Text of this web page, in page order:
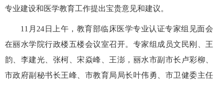
专业建设和医学教育工作提出宝贵意见和建议。
11月24日上午，教育部临床医学专业认证专家组见面会
在丽水学院行政楼五楼会议室召开。专家组成员文民刚、王
韵、李建光、张柯、宋焱峰、王澎，丽水市副市长卢彩柳、
市政府副秘书长王峰、市教育局局长叶伟勇、市卫健委主任